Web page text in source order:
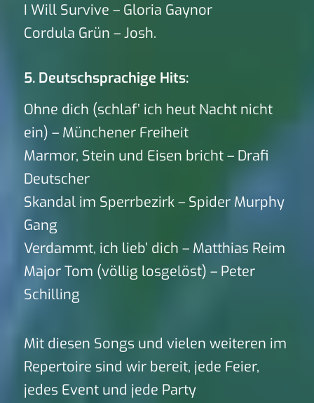
I Will Survive – Gloria Gaynor
Cordula Grün – Josh.
5. Deutschsprachige Hits:
Ohne dich (schlaf’ ich heut Nacht nicht
ein) – Münchener Freiheit
Marmor, Stein und Eisen bricht – Drafi
Deutscher
Skandal im Sperrbezirk – Spider Murphy
Gang
Verdammt, ich lieb’ dich – Matthias Reim
Major Tom (völlig losgelöst) – Peter
Schilling
Mit diesen Songs und vielen weiteren im
Repertoire sind wir bereit, jede Feier,
jedes Event und jede Party